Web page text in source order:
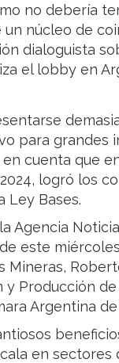
no debería
núcleo de
dialoguista
el lobby en
para grandes
en cuenta que
logró los
Ley Bases.
Agencia
este
Mineras,
y Producción
Argentina
en sectores